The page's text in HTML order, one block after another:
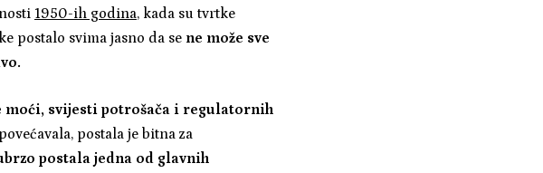
1950-ih godina, kada su tvrtke
postalo svima jasno da se ne može sve
svijesti potrošača i regulatornih
postala je bitna za
postala jedna od glavnih